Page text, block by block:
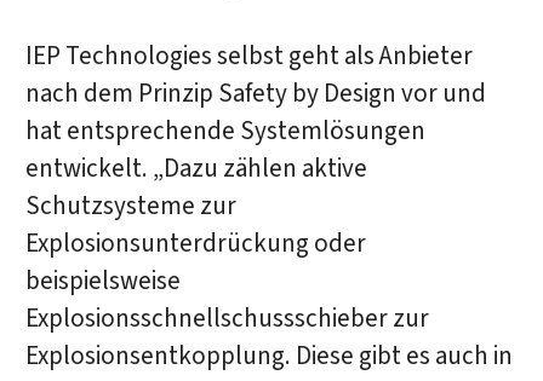
IEP Technologies selbst geht als Anbieter
nach dem Prinzip Safety by Design vor und
hat entsprechende Systemlösungen
entwickelt. „Dazu zählen aktive
Schutzsysteme zur
Explosionsunterdrückung oder
beispielsweise
Explosionsschnellschussschieber zur
Explosionsentkopplung. Diese gibt es auch in